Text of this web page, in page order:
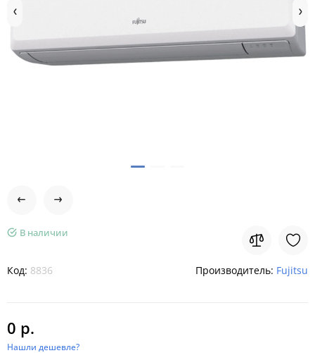
В наличии
Код: 8836 Производитель: Fujitsu
0 р.
Нашли дешевле?